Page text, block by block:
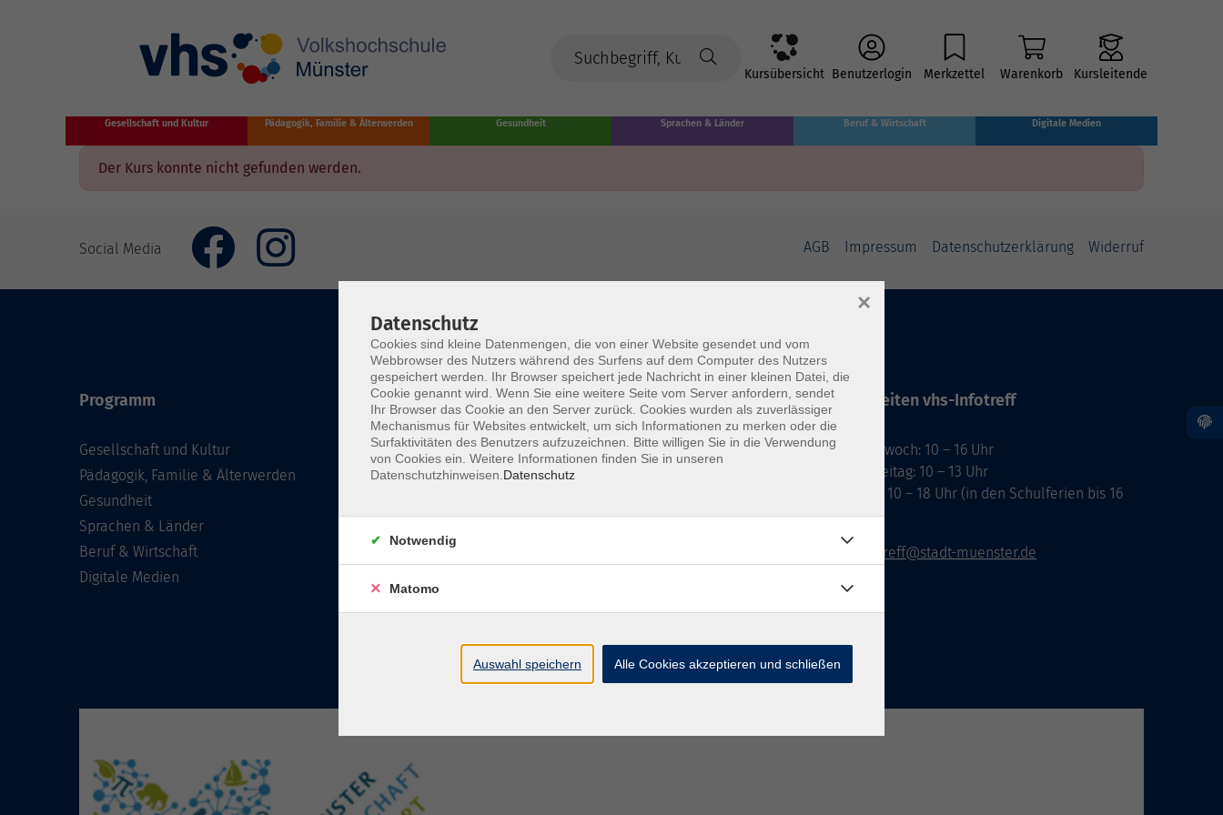
Kursübersicht Benutzerlogin Merkzettel Warenkorb Kursleitende
Gesellschaft und Kultur Pädagogik, Familie & Älterwerden Gesundheit Sprachen & Länder Beruf & Wirtschaft Digitale Medien
Der Kurs konnte nicht gefunden werden.
Social Media AGB Impressum Datenschutzerklärung Widerruf
Programm
Gesellschaft und Kultur
Pädagogik, Familie & Älterwerden
Gesundheit
Sprachen & Länder
Beruf & Wirtschaft
Digitale Medien
Volkshochschule Münster
Aegidiistraße 70
48143 Münster
vhs@stadt-muenster.de
Lage im Stadtplan
Öffnungszeiten vhs-Infotreff
Montag, Mittwoch: 10 – 16 Uhr
Dienstag, Freitag: 10 – 13 Uhr
Donnerstag: 10 – 18 Uhr (in den Schulferien bis 16
Uhr)
vhs-infotreff@stadt-muenster.de
Datenschutz
Cookies sind kleine Datenmengen, die von einer Website gesendet und vom
Webbrowser des Nutzers während des Surfens auf dem Computer des Nutzers
gespeichert werden. Ihr Browser speichert jede Nachricht in einer kleinen Datei, die
Cookie genannt wird. Wenn Sie eine weitere Seite vom Server anfordern, sendet
Ihr Browser das Cookie an den Server zurück. Cookies wurden als zuverlässiger
Mechanismus für Websites entwickelt, um sich Informationen zu merken oder die
Surfaktivitäten des Benutzers aufzuzeichnen. Bitte willigen Sie in die Verwendung
von Cookies ein. Weitere Informationen finden Sie in unseren
Datenschutzhinweisen. Datenschutz
×
Notwendig
Matomo
Auswahl speichern Alle Cookies akzeptieren und schließen